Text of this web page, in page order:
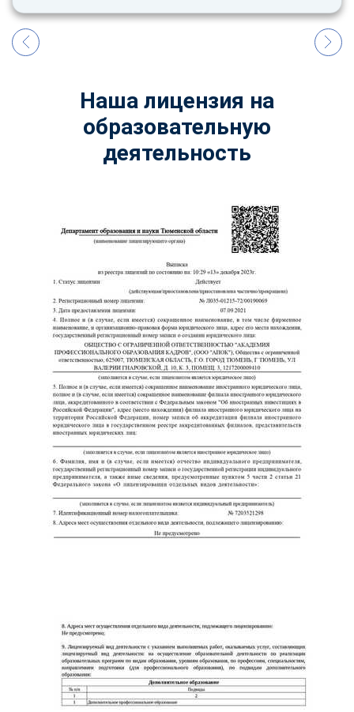
Наша лицензия на
образовательную
деятельность